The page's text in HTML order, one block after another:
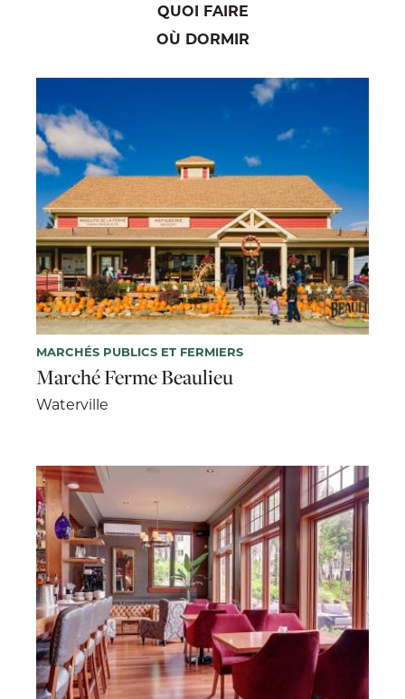
QUOI FAIRE
OÙ DORMIR
MARCHÉS PUBLICS ET FERMIERS
Marché Ferme Beaulieu
Waterville